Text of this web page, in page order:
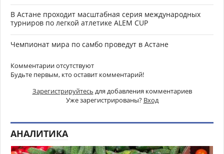
В Астане проходит масштабная серия международных
турниров по легкой атлетике ALEM CUP
Чемпионат мира по самбо проведут в Астане
Комментарии отсутствуют
Будьте первым, кто оставит комментарий!
Зарегистрируйтесь для добавления комментариев
Уже зарегистрированы? Вход
АНАЛИТИКА